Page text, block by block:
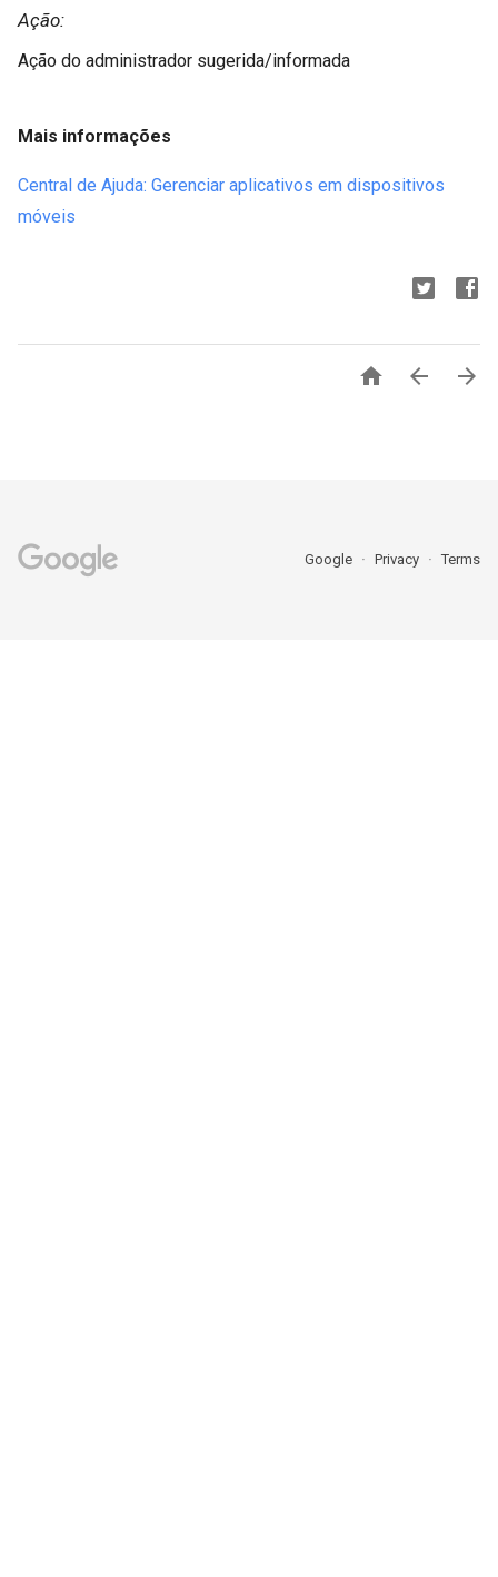
Ação:
Ação do administrador sugerida/informada
Mais informações
Central de Ajuda: Gerenciar aplicativos em dispositivos
móveis
  
Google Privacy Terms